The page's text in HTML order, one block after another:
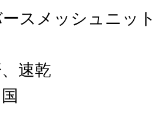
ースメッシュニッ
速乾